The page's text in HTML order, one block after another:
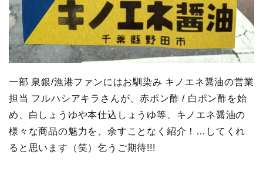
一部 泉銀/漁港ファンにはお馴染み キノエネ醤油の営業
担当 フルハシアキラさんが、赤ポン酢 / 白ポン酢を始
め、白しょうゆや本仕込しょうゆ等、キノエネ醤油の
様々な商品の魅力を、余すことなく紹介！…してくれ
ると思います（笑）乞うご期待!!!